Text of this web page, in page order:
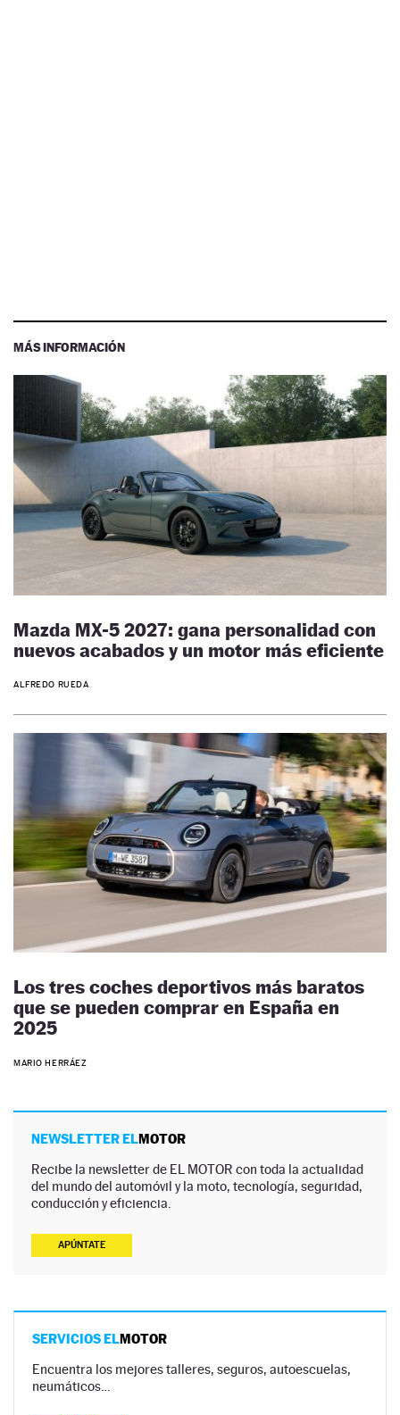
MÁS INFORMACIÓN
Mazda MX-5 2027: gana personalidad con
nuevos acabados y un motor más eficiente
ALFREDO RUEDA
Los tres coches deportivos más baratos
que se pueden comprar en España en
2025
MARIO HERRÁEZ
NEWSLETTER ELMOTOR
Recibe la newsletter de EL MOTOR con toda la actualidad
del mundo del automóvil y la moto, tecnología, seguridad,
conducción y eficiencia.
APÚNTATE
SERVICIOS ELMOTOR
Encuentra los mejores talleres, seguros, autoescuelas,
neumáticos…